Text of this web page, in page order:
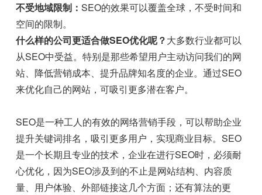
不受地域限制：SEO的效果可以覆盖全球，不受时间和
空间的限制。
什么样的公司更适合做SEO优化呢？大多数行业都可以
从SEO中受益。特别是那些希望用户主动访问我们的网
站、降低营销成本、提升品牌知名度的企业。通过SEO
来优化自己的网站，可吸引更多潜在客户。
SEO是一种工人的有效的网络营销手段，可以帮助企业
提升关键词排名，吸引更多用户，实现商业目标。SEO
是一个长期且专业的技术，企业在进行SEO时，必须耐
心优化，因为SEO涉及到的不止是网站结构、内容质
量、用户体验、外部链接这几个方面；还有算法的更